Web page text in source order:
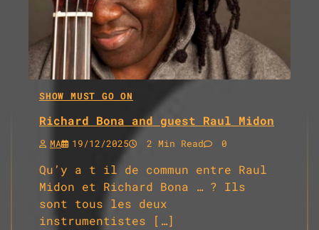
SHOW MUST GO ON
Richard Bona and guest Raul Midon
MA 19/12/2025 2 Min Read 0
Qu’y a t il de commun entre Raul
Midon et Richard Bona … ? Ils
sont tous les deux
instrumentistes […]